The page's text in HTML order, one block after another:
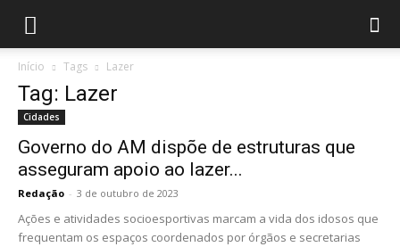
Início Tags Lazer
Tag: Lazer
Cidades
Governo do AM dispõe de estruturas que
asseguram apoio ao lazer...
Redação - 3 de outubro de 2023
Ações e atividades socioesportivas marcam a vida dos idosos que
frequentam os espaços coordenados por órgãos e secretarias